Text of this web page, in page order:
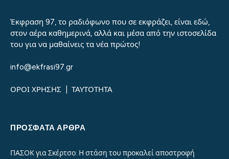
Έκφραση 97, το ραδιόφωνο που σε εκφράζει, είναι εδώ,
στον αέρα καθημερινά, αλλά και μέσα από την ιστοσελίδα
του για να μαθαίνεις τα νέα πρώτος!
info@ekfrasi97.gr
ΟΡΟΙ ΧΡΗΣΗΣ ΤΑΥΤΟΤΗΤΑ
ΠΡΌΣΦΑΤΑ ΆΡΘΡΑ
ΠΑΣΟΚ για Σκέρτσο: Η στάση του προκαλεί αποστροφή